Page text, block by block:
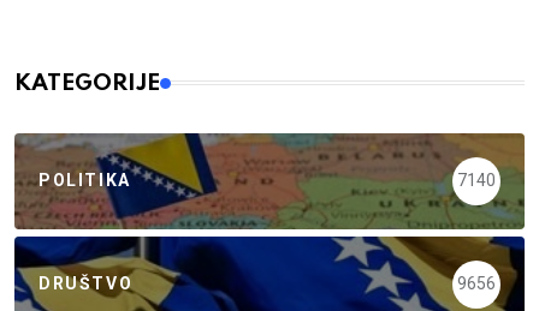
KATEGORIJE
POLITIKA 7140
DRUŠTVO 9656